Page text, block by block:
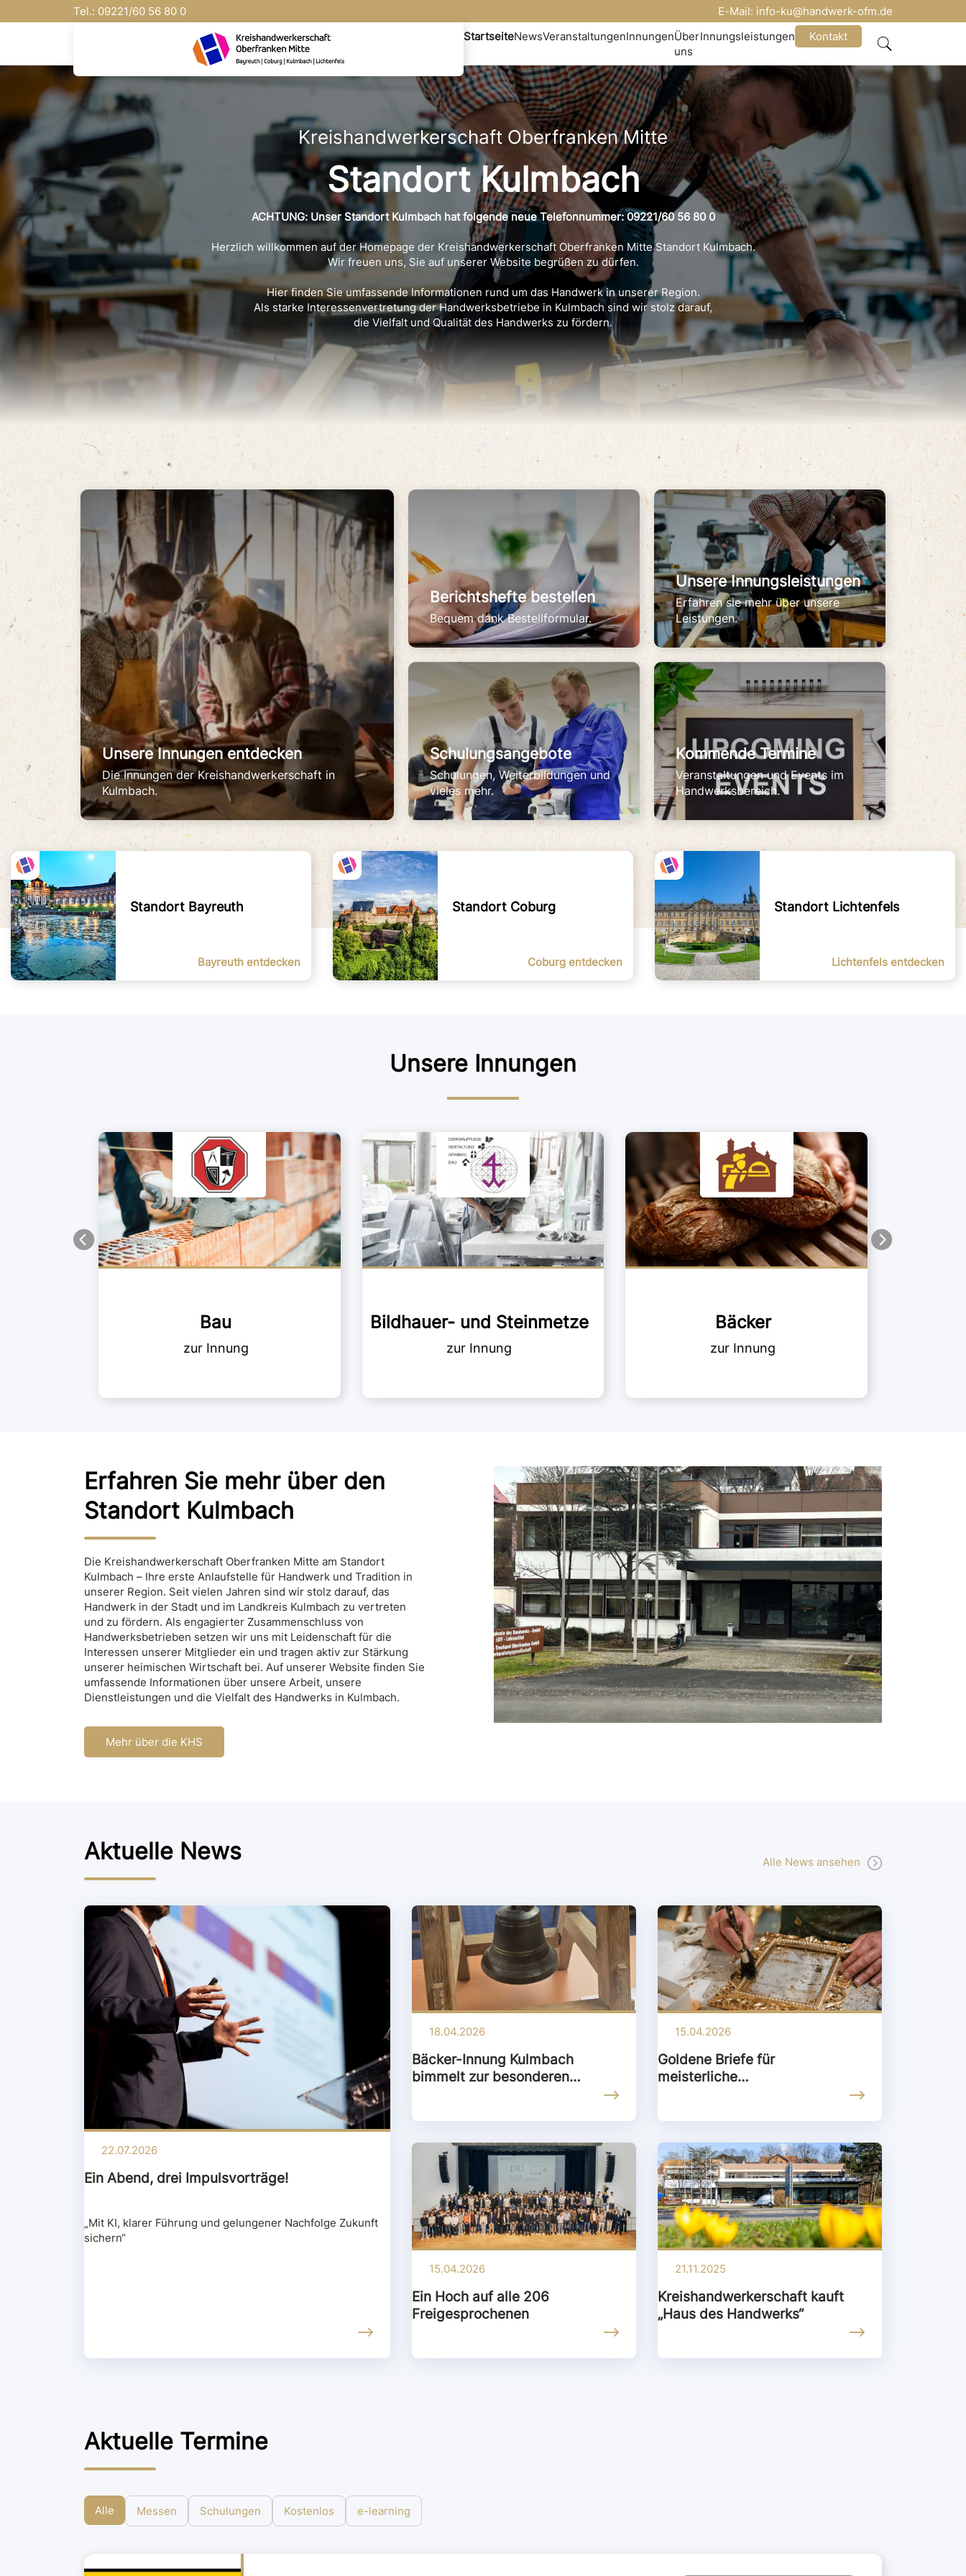
Tel.: 09221/60 56 80 0 E-Mail: info-ku@handwerk-ofm.de
StartseiteNewsVeranstaltungenInnungenÜber
uns
Innungsleistungen Kontakt
Kreishandwerkerschaft Oberfranken Mitte
Standort Kulmbach
ACHTUNG: Unser Standort Kulmbach hat folgende neue Telefonnummer: 09221/60 56 80 0
Herzlich willkommen auf der Homepage der Kreishandwerkerschaft Oberfranken Mitte Standort Kulmbach.
Wir freuen uns, Sie auf unserer Website begrüßen zu dürfen.
Hier finden Sie umfassende Informationen rund um das Handwerk in unserer Region.
Als starke Interessenvertretung der Handwerksbetriebe in Kulmbach sind wir stolz darauf,
die Vielfalt und Qualität des Handwerks zu fördern.
Unsere Innungen entdecken
Die Innungen der Kreishandwerkerschaft in
Kulmbach.
Berichtshefte bestellen
Bequem dank Bestellformular.
Unsere Innungsleistungen
Erfahren sie mehr über unsere
Leistungen.
Schulungsangebote
Schulungen, Weiterbildungen und
vieles mehr.
Kommende Termine
Veranstaltungen und Events im
Handwerksbereich.
Standort Bayreuth
Bayreuth entdecken
Standort Coburg
Coburg entdecken
Standort Lichtenfels
Lichtenfels entdecken
Unsere Innungen
Bau Bildhauer- und Steinmetze Bäcker
Erfahren Sie mehr über den
Standort Kulmbach
Die Kreishandwerkerschaft Oberfranken Mitte am Standort
Kulmbach – Ihre erste Anlaufstelle für Handwerk und Tradition in
unserer Region. Seit vielen Jahren sind wir stolz darauf, das
Handwerk in der Stadt und im Landkreis Kulmbach zu vertreten
und zu fördern. Als engagierter Zusammenschluss von
Handwerksbetrieben setzen wir uns mit Leidenschaft für die
Interessen unserer Mitglieder ein und tragen aktiv zur Stärkung
unserer heimischen Wirtschaft bei. Auf unserer Website finden Sie
umfassende Informationen über unsere Arbeit, unsere
Dienstleistungen und die Vielfalt des Handwerks in Kulmbach.
Mehr über die KHS
Aktuelle News Alle News ansehen
22.07.2026
Ein Abend, drei Impulsvorträge!
„Mit KI, klarer Führung und gelungener Nachfolge Zukunft
sichern“
18.04.2026
Bäcker-Innung Kulmbach
bimmelt zur besonderen
15.04.2026
Goldene Briefe für
meisterliche
15.04.2026
Ein Hoch auf alle 206
Freigesprochenen
21.11.2025
Kreishandwerkerschaft kauft
„Haus des Handwerks“
Aktuelle Termine
Alle Messen Schulungen Kostenlos e-learning